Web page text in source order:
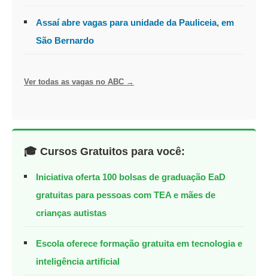
Assaí abre vagas para unidade da Pauliceia, em
São Bernardo
Ver todas as vagas no ABC →
🎓 Cursos Gratuitos para você:
Iniciativa oferta 100 bolsas de graduação EaD
gratuitas para pessoas com TEA e mães de
crianças autistas
Escola oferece formação gratuita em tecnologia e
inteligência artificial